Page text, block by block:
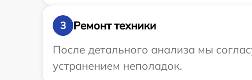
3
Ремонт техники
После детального анализа мы
устранением неполадок.